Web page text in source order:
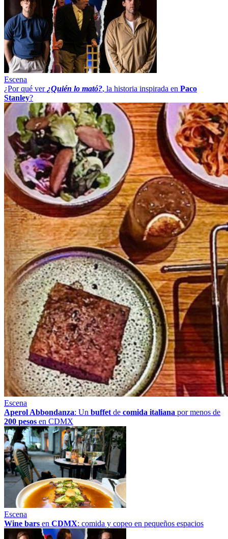
Escena
¿Por qué ver ¿Quién lo mató?, la historia inspirada en Paco
Stanley?
Escena
Aperol Abbondanza: Un buffet de comida italiana por menos de
200 pesos en CDMX
Escena
Wine bars en CDMX: comida y copeo en pequeños espacios